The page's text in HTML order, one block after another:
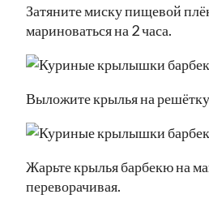
Затяните миску пищевой
мариноваться на 2 часа.
Выложите крылья на
Жарьте крылья барбекю на
переворачивая.